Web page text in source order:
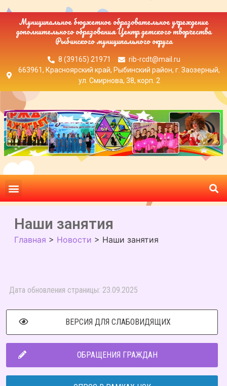
Муниципальное бюджетное образовательное учреждение
дополнительного образования Центр детского творчества
Рыбинского муниципального округа
8 (39165) 21971
rib-rcdt@mail.ru
663961, Красноярский край, Рыбинский район, г. Заозерный,
ул. Смирнова, 38, корп. 2
Наши занятия
Главная > Новости > Наши занятия
Дата обновления страницы: 23.09.2025
ВЕРСИЯ ДЛЯ СЛАБОВИДЯЩИХ
ОБРАЩЕНИЯ ГРАЖДАН